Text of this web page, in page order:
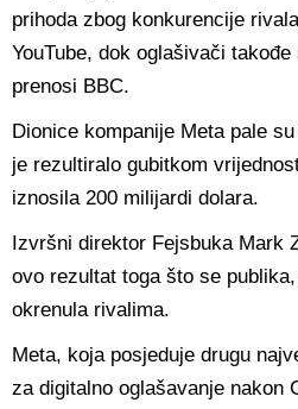
prihoda zbog konkurencije
YouTube, dok oglašivači
prenosi BBC.
Dionice kompanije Meta pale
je rezultiralo gubitkom
iznosila 200 milijardi dolara.
Izvršni direktor Fejsbuka Mark
ovo rezultat toga što se
okrenula rivalima.
Meta, koja posjeduje drugu
za digitalno oglašavanje nakon